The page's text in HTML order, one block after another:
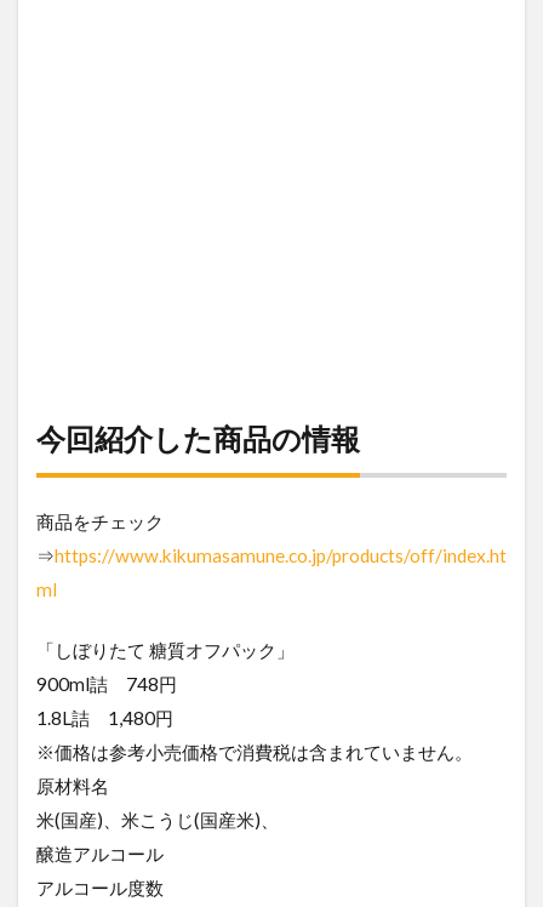
今回紹介した商品の情報
商品をチェック
⇒https://www.kikumasamune.co.jp/products/off/index.ht
ml
「しぼりたて 糖質オフパック」
900ml詰 748円
1.8L詰 1,480円
※価格は参考小売価格で消費税は含まれていません。
原材料名
米(国産)、米こうじ(国産米)、
醸造アルコール
アルコール度数